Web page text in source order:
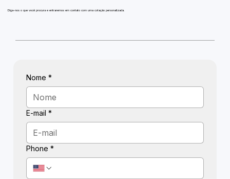
Diga-nos o que você procura e entraremos em contato com uma cotação personalizada.
Nome *
E-mail *
Phone *